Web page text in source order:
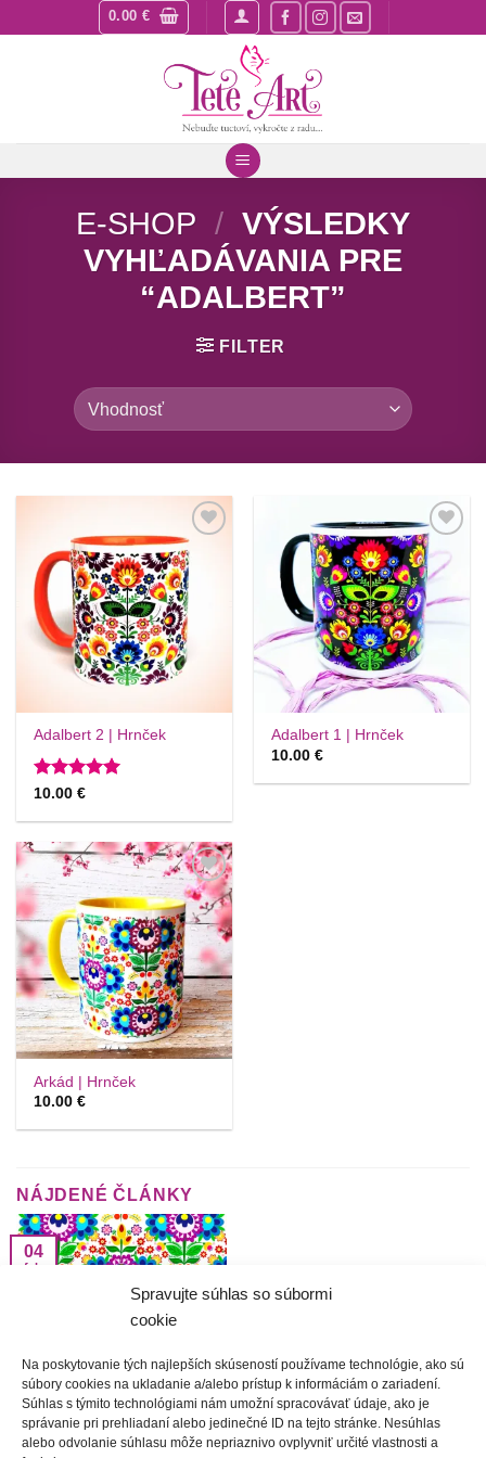
Spravujte súhlas so súbormi
cookie
Na poskytovanie tých najlepších skúseností používame technológie, ako sú
súbory cookies na ukladanie a/alebo prístup k informáciám o zariadení.
Súhlas s týmito technológiami nám umožní spracovávať údaje, ako je
správanie pri prehliadaní alebo jedinečné ID na tejto stránke. Nesúhlas
alebo odvolanie súhlasu môže nepriaznivo ovplyvniť určité vlastnosti a
to
0.00 €
E-SHOP / VÝSLEDKY
VYHĽADÁVANIA PRE
“ADALBERT”
FILTER
Túto
krasotinku
si prosím
Adalbert 2 | Hrnček
Hodnotenie
10.00€
Túto
krasotinku
si prosím
Adalbert 1 | Hrnček
10.00€
Túto
krasotinku
si prosím
Arkád | Hrnček
10.00€
NÁJDENÉ ČLÁNKY
Vzor poľský / vzor
slovenský
Priatelia, radi by sme vám
predstavili našu novinku,
04
feb